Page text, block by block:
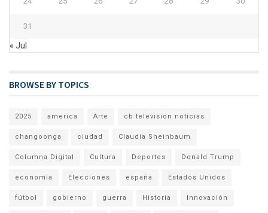
31
« Jul
BROWSE BY TOPICS
2025 america Arte cb television noticias
changoonga ciudad Claudia Sheinbaum
Columna Digital Cultura Deportes Donald Trump
economia Elecciones españa Estados Unidos
fútbol gobierno guerra Historia Innovación